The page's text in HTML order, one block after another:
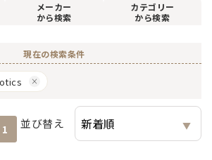
メーカー
から検索
カテゴリー
から検索
現在の検索条件
1 並び替え